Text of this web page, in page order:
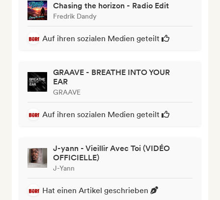
Chasing the horizon - Radio Edit
Fredrik Dandy
Auf ihren sozialen Medien geteilt
GRAAVE - BREATHE INTO YOUR
EAR
GRAAVE
Auf ihren sozialen Medien geteilt
J-yann - Vieillir Avec Toi (VIDÉO
OFFICIELLE)
J-Yann
Hat einen Artikel geschrieben